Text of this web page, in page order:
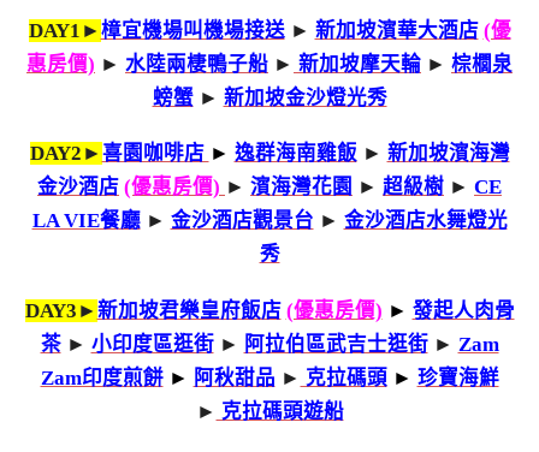
DAY1► 樟宜機場叫機場接送► 新加坡濱華大酒店 (優
惠房價) ► 水陸兩棲鴨子船 ► 新加坡摩天輪 ► 棕櫚泉
螃蟹► 新加坡金沙燈光秀
DAY2► 喜園咖啡店 ► 逸群海南雞飯 ► 新加坡濱海灣
金沙酒店 (優惠房價) ► 濱海灣花園 ► 超級樹 ► CE
LA VIE餐廳► 金沙酒店觀景台 ► 金沙酒店水舞燈光
秀
DAY3► 新加坡君樂皇府飯店 (優惠房價) ► 發起人肉骨
茶► 小印度區逛街► 阿拉伯區武吉士逛街► Zam
Zam印度煎餅 ► 阿秋甜品 ► 克拉碼頭 ► 珍寶海鮮
► 克拉碼頭遊船